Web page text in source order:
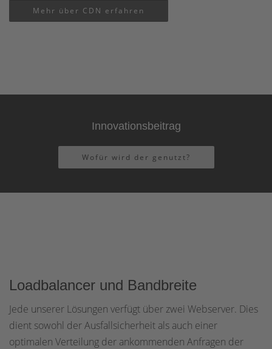
Mehr über CDN erfahren
Innovationsbeitrag
Wofür wird der genutzt?
Loadbalancer und Bandbreite
Jede unserer Lösungen verfügt über zwei Webserver. Dies
dient sowohl der Ausfallsicherheit als auch einer
optimalen Verteilung der ankommenden Anfragen der